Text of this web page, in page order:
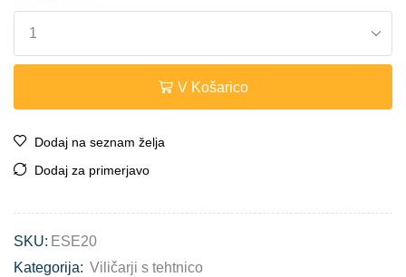
V Košarico
Dodaj na seznam želja
Dodaj za primerjavo
SKU: ESE20
Kategorija: Viličarji s tehtnico